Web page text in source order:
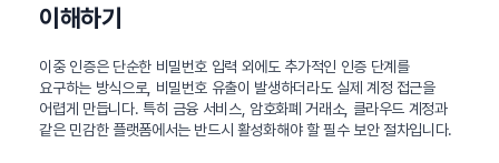
이해하기
이중 인증은 단순한 비밀번호 입력 외에도 추가적인 인증 단계를
요구하는 방식으로, 비밀번호 유출이 발생하더라도 실제 계정 접근을
어렵게 만듭니다. 특히 금융 서비스, 암호화폐 거래소, 클라우드 계정과
같은 민감한 플랫폼에서는 반드시 활성화해야 할 필수 보안 절차입니다.